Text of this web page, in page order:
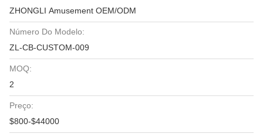
ZHONGLI Amusement OEM/ODM
Número Do Modelo:
ZL-CB-CUSTOM-009
MOQ:
2
Preço:
$800-$44000